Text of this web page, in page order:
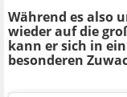
Während es also
wieder auf die
kann er sich in
besonderen